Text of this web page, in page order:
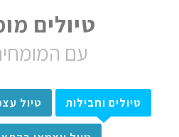
טיולים
עם
טיולים וחבילות טיול